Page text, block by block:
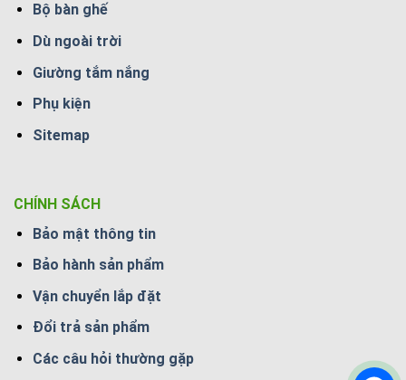
Bộ bàn ghế
Dù ngoài trời
Giường tắm nắng
Phụ kiện
Sitemap
CHÍNH SÁCH
Bảo mật thông tin
Bảo hành sản phẩm
Vận chuyển lắp đặt
Đổi trả sản phẩm
Các câu hỏi thường gặp